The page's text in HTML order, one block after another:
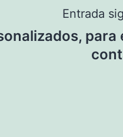
Entrada
para